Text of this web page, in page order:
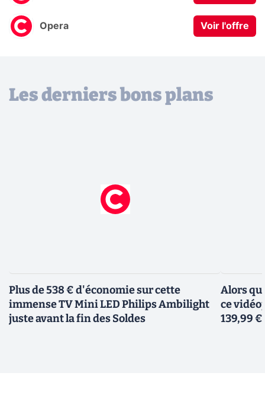
Opera Voir l'offre
Les derniers bons plans
Plus de 538 € d'économie sur cette
immense TV Mini LED Philips Ambilight
juste avant la fin des Soldes
Alors
ce
139,99 €